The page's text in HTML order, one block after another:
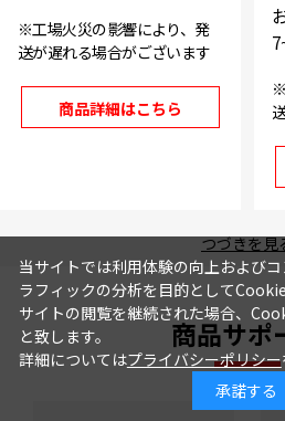
※工場火災の影響により、発
送が遅れる場合がございます
商品詳細はこちら
つづきを見
商品サポ
当サイトでは利用体験の向上および
ラフィックの分析を目的として
サイトの閲覧を継続された場合、
と致します。
詳細についてはプライバシーポリシー
承諾する